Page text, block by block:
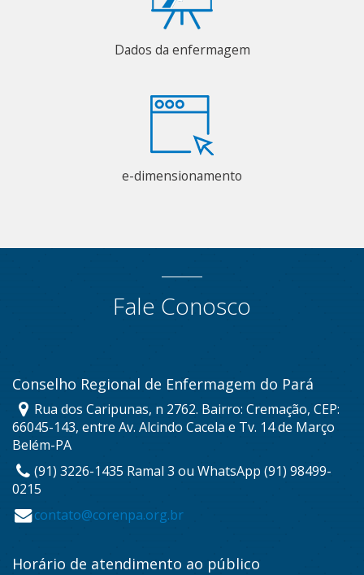
Dados da enfermagem
e-dimensionamento
Fale Conosco
Conselho Regional de Enfermagem do Pará
Rua dos Caripunas, n 2762. Bairro: Cremação, CEP:
66045-143, entre Av. Alcindo Cacela e Tv. 14 de Março
Belém-PA
(91) 3226-1435 Ramal 3 ou WhatsApp (91) 98499-
0215
contato@corenpa.org.br
Horário de atendimento ao público